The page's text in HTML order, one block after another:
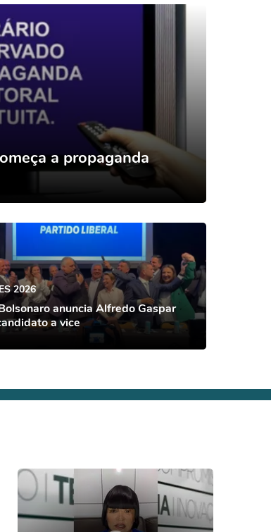
a propaganda
2026
anuncia Alfredo Gaspar
a vice